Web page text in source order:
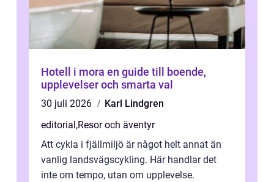
Hotell i mora en guide till boende,
upplevelser och smarta val
30 juli 2026
Karl Lindgren
editorial,Resor och äventyr
Att cykla i fjällmiljö är något helt annat än
vanlig landsvägscykling. Här handlar det
inte om tempo, utan om upplevelse.